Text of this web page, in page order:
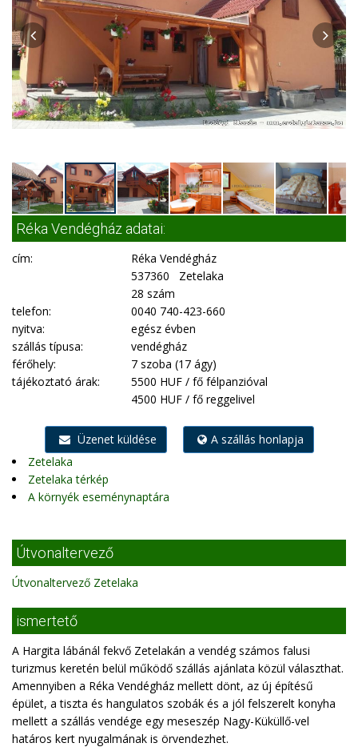
Réka Vendégház adatai:
cím:
Réka Vendégház
537360 Zetelaka
28 szám
telefon:
0040 740-423-660
nyitva:
egész évben
szállás típusa:
vendégház
férőhely:
7 szoba (17 ágy)
tájékoztató árak:
5500 HUF / fő félpanzióval
4500 HUF / fő reggelivel
Üzenet küldése
A szállás honlapja
Zetelaka
Zetelaka térkép
A környék eseménynaptára
Útvonaltervező
Útvonaltervező Zetelaka
ismertető
A Hargita lábánál fekvő Zetelakán a vendég számos falusi
turizmus keretén belül működő szállás ajánlata közül választhat.
Amennyiben a Réka Vendégház mellett dönt, az új építésű
épület, a tiszta és hangulatos szobák és a jól felszerelt konyha
mellett a szállás vendége egy meseszép Nagy-Küküllő-vel
határos kert nyugalmának is örvendezhet.